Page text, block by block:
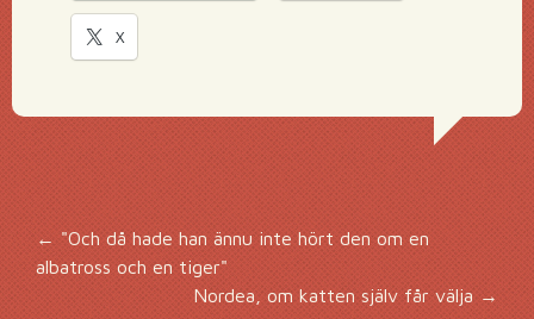
X
Inläggsnavigering
← "Och då hade han ännu inte hört den om en
albatross och en tiger"
Nordea, om katten själv får välja→